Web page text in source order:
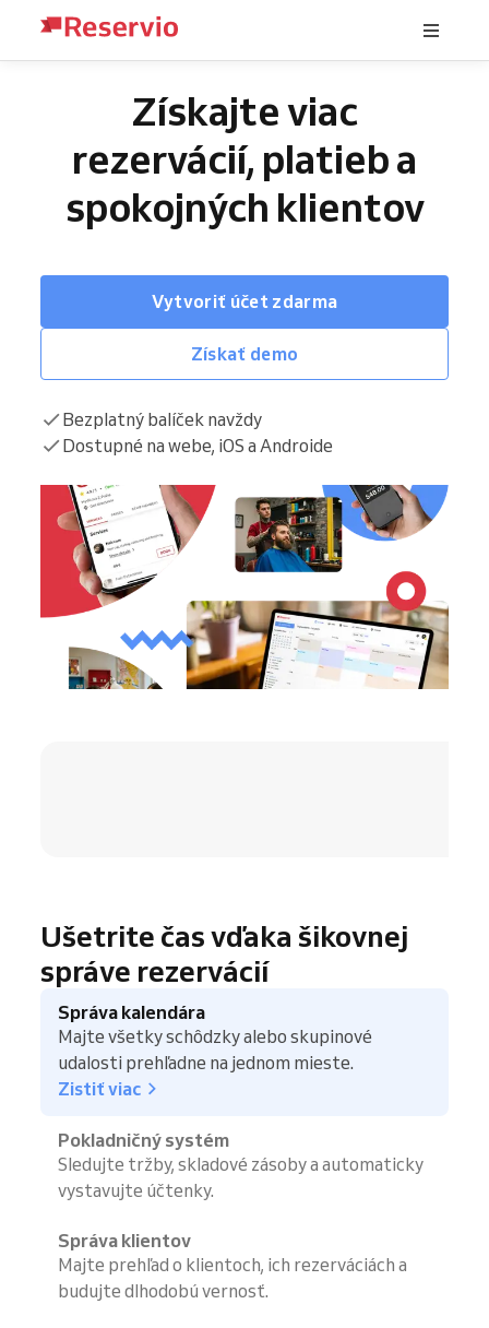
Získajte viac
rezervácií, platieb a
spokojných klientov
Vytvoriť účet zdarma
Získať demo
Bezplatný balíček navždy
Dostupné na webe, iOS a Androide
Ušetrite čas vďaka šikovnej
správe rezervácií
Správa kalendára
Majte všetky schôdzky alebo skupinové
udalosti prehľadne na jednom mieste.
Zistiť viac
Pokladničný systém
Sledujte tržby, skladové zásoby a automaticky
vystavujte účtenky.
Správa klientov
Majte prehľad o klientoch, ich rezerváciách a
budujte dlhodobú vernosť.